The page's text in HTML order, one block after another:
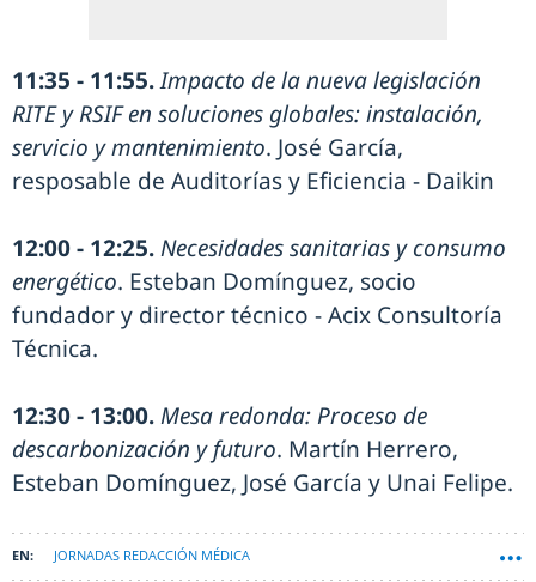
11:35 - 11:55.Impacto de la nueva legislación
RITE y RSIF en soluciones globales: instalación,
servicio y mantenimiento. José García,
resposable de Auditorías y Eficiencia - Daikin
12:00 - 12:25.Necesidades sanitarias y consumo
energético. Esteban Domínguez, socio
fundador y director técnico - Acix Consultoría
Técnica.
12:30 - 13:00.Mesa redonda: Proceso de
descarbonización y futuro. Martín Herrero,
Esteban Domínguez, José García y Unai Felipe.
JORNADAS REDACCIÓN MÉDICA